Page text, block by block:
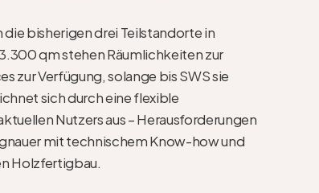
bisherigen drei Teilstandorte in
qm stehen Räumlichkeiten zur
zur Verfügung, solange bis SWS sie
sich durch eine flexible
Nutzers aus – Herausforderungen
mit technischem Know-how und
Holzfertigbau.